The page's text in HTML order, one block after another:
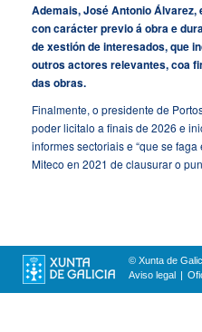
Ademais, José Antonio
con carácter previo á obra e
de xestión de interesados, que
outros actores relevantes, coa
das obras.
Finalmente, o presidente de
poder licitalo a finais de 2026 e
informes sectoriais e “que se
Miteco en 2021 de clausurar o
© Xunta de
Aviso legal